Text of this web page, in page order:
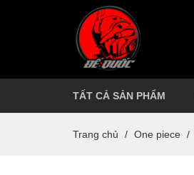
TẤT CẢ SẢN PHẨM
Trang chủ / One piece /